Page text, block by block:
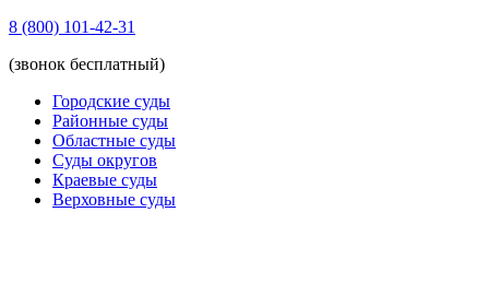
8 (800) 101-42-31
(звонок бесплатный)
Городские суды
Районные суды
Областные суды
Суды округов
Краевые суды
Верховные суды